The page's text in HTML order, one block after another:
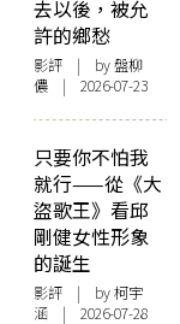
去以後，被允
許的鄉愁
影評 | by 盤柳
儂 | 2026-07-23
只要你不怕我
就行——從《大
盜歌王》看邱
剛健女性形象
的誕生
影評 | by 柯宇
涵 | 2026-07-28